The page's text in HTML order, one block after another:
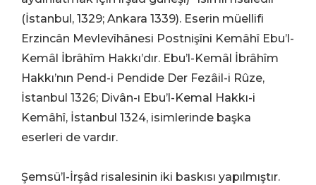
(İstanbul, 1329; Ankara 1339). Eserin müellifi
Erzincân Mevlevîhânesi Postnişîni Kemâhî Ebu’l-
Kemâl İbrâhîm Hakkı’dır. Ebu’l-Kemâl İbrâhîm
Hakkı’nın Pend-i Pendide Der Fezâil-i Rûze,
İstanbul 1326; Divân-ı Ebu’l-Kemal Hakkı-i
Kemâhî, İstanbul 1324, isimlerinde başka
eserleri de vardır.
Şemsü’l-İrşâd risalesinin iki baskısı yapılmıştır.